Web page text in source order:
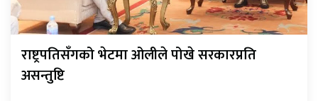
राष्ट्रपतिसँगको भेटमा ओलीले पोखे सरकारप्रति
असन्तुष्टि